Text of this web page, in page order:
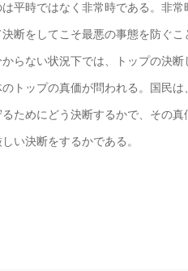
は平時ではなく非常時である。非
断をしてこそ最悪の事態を防ぐ
らない状況下では、トップの決
トップの真価が問われる。国民
ためにどう決断するかで、その
い決断をするかである。